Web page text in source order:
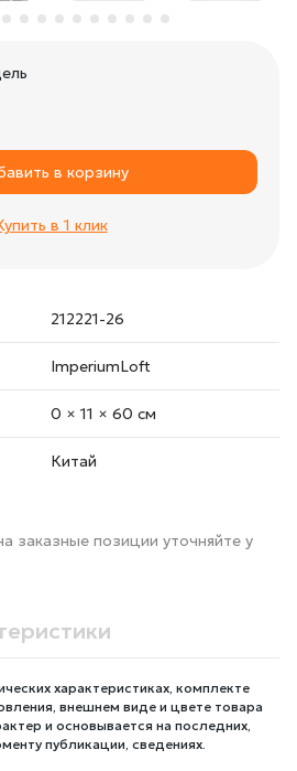
212221-26
ImperiumLoft
0 × 11 × 60 cм
Китай
заказные позиции уточняйте у
в корзину
в 1 клик
характеристиках, комплекте
внешнем виде и цвете товара
и основывается на последних,
публикации, сведениях.